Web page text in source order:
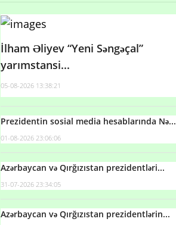
İlham Əliyev “Yeni Səngəçal”
yarımstansi...
05-08-2026 13:38:21
Prezidentin sosial media hesablarında Nə...
01-08-2026 23:06:06
Azərbaycan və Qırğızıstan prezidentləri...
31-07-2026 23:34:05
Azərbaycan və Qırğızıstan prezidentlərin...